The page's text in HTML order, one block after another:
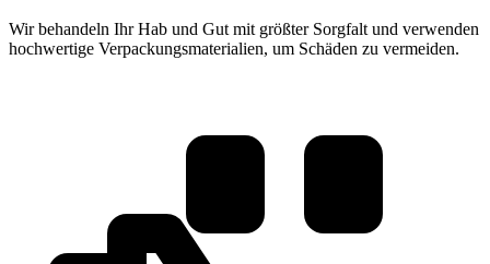
Wir behandeln Ihr Hab und Gut mit größter Sorgfalt und verwenden
hochwertige Verpackungsmaterialien, um Schäden zu vermeiden.